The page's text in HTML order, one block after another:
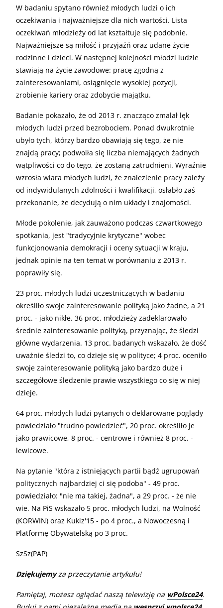
W badaniu spytano również młodych ludzi o ich
oczekiwania i najważniejsze dla nich wartości. Lista
oczekiwań młodzieży od lat kształtuje się podobnie.
Najważniejsze są miłość i przyjaźń oraz udane życie
rodzinne i dzieci. W następnej kolejności młodzi ludzie
stawiają na życie zawodowe: pracę zgodną z
zainteresowaniami, osiągnięcie wysokiej pozycji,
zrobienie kariery oraz zdobycie majątku.
Badanie pokazało, że od 2013 r. znacząco zmalał lęk
młodych ludzi przed bezrobociem. Ponad dwukrotnie
ubyło tych, którzy bardzo obawiają się tego, że nie
znajdą pracy; podwoiła się liczba niemających żadnych
wątpliwości co do tego, że zostaną zatrudnieni. Wyraźnie
wzrosła wiara młodych ludzi, że znalezienie pracy zależy
od indywidulanych zdolności i kwalifikacji, osłabło zaś
przekonanie, że decydują o nim układy i znajomości.
Młode pokolenie, jak zauważono podczas czwartkowego
spotkania, jest "tradycyjnie krytyczne" wobec
funkcjonowania demokracji i oceny sytuacji w kraju,
jednak opinie na ten temat w porównaniu z 2013 r.
poprawiły się.
23 proc. młodych ludzi uczestniczących w badaniu
określiło swoje zainteresowanie polityką jako żadne, a 21
proc. - jako nikłe. 36 proc. młodzieży zadeklarowało
średnie zainteresowanie polityką, przyznając, że śledzi
główne wydarzenia. 13 proc. badanych wskazało, że dość
uważnie śledzi to, co dzieje się w polityce; 4 proc. oceniło
swoje zainteresowanie polityką jako bardzo duże i
szczegółowe śledzenie prawie wszystkiego co się w niej
dzieje.
64 proc. młodych ludzi pytanych o deklarowane poglądy
powiedziało "trudno powiedzieć", 20 proc. określiło je
jako prawicowe, 8 proc. - centrowe i również 8 proc. -
lewicowe.
Na pytanie "która z istniejących partii bądź ugrupowań
politycznych najbardziej ci się podoba" - 49 proc.
powiedziało: "nie ma takiej, żadna", a 29 proc. - że nie
wie. Na PiS wskazało 5 proc. młodych ludzi, na Wolność
(KORWIN) oraz Kukiz'15 - po 4 proc., a Nowoczesną i
Platformę Obywatelską po 3 proc.
SzSz(PAP)
Dziękujemyza przeczytanie artykułu!
Pamiętaj, możesz oglądać naszą telewizję na wPolsce24.